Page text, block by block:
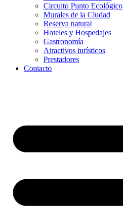
Circuito Punto Ecológico
Murales de la Ciudad
Reserva natural
Hoteles y Hospedajes
Gastronomía
Atractivos turísticos
Prestadores
Contacto